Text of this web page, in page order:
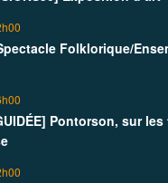
Folklorique/
Pontorson, sur